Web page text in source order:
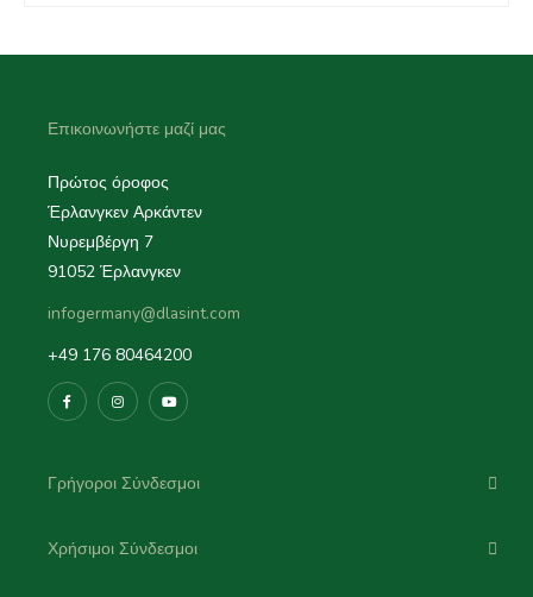
Επικοινωνήστε μαζί μας
Πρώτος όροφος
Έρλανγκεν Αρκάντεν
Νυρεμβέργη 7
91052 Έρλανγκεν
infogermany@dlasint.com
+49 176 80464200
Γρήγοροι Σύνδεσμοι
Χρήσιμοι Σύνδεσμοι